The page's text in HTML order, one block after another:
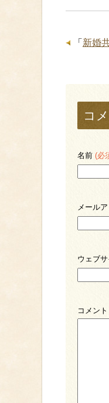
「 新婚
コ
名前 (必
メール
ウェブサ
コメント